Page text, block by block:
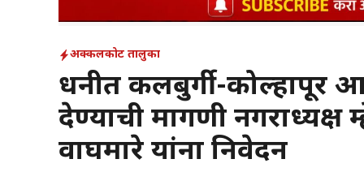
अक्कलकोट तालुका
दुधनीत कलबुर्गी-कोल्हापूर
देण्याची मागणी नगराध्यक्ष
वाघमारे यांना निवेदन